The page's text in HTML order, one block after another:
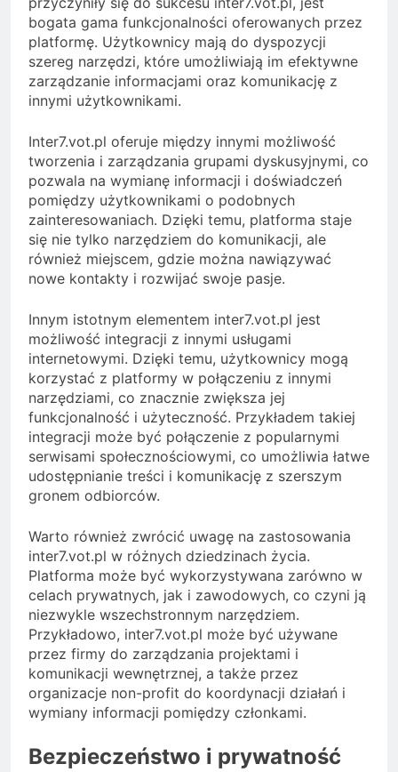
bogata gama funkcjonalności oferowanych przez
platformę. Użytkownicy mają do dyspozycji
szereg narzędzi, które umożliwiają im efektywne
zarządzanie informacjami oraz komunikację z
innymi użytkownikami.
Inter7.vot.pl oferuje między innymi możliwość
tworzenia i zarządzania grupami dyskusyjnymi, co
pozwala na wymianę informacji i doświadczeń
pomiędzy użytkownikami o podobnych
zainteresowaniach. Dzięki temu, platforma staje
się nie tylko narzędziem do komunikacji, ale
również miejscem, gdzie można nawiązywać
nowe kontakty i rozwijać swoje pasje.
Innym istotnym elementem inter7.vot.pl jest
możliwość integracji z innymi usługami
internetowymi. Dzięki temu, użytkownicy mogą
korzystać z platformy w połączeniu z innymi
narzędziami, co znacznie zwiększa jej
funkcjonalność i użyteczność. Przykładem takiej
integracji może być połączenie z popularnymi
serwisami społecznościowymi, co umożliwia łatwe
udostępnianie treści i komunikację z szerszym
gronem odbiorców.
Warto również zwrócić uwagę na zastosowania
inter7.vot.pl w różnych dziedzinach życia.
Platforma może być wykorzystywana zarówno w
celach prywatnych, jak i zawodowych, co czyni ją
niezwykle wszechstronnym narzędziem.
Przykładowo, inter7.vot.pl może być używane
przez firmy do zarządzania projektami i
komunikacji wewnętrznej, a także przez
organizacje non-profit do koordynacji działań i
wymiany informacji pomiędzy członkami.
Bezpieczeństwo i prywatność